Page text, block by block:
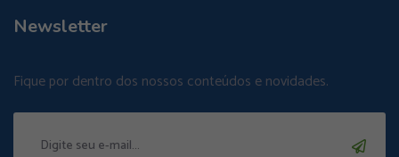
Newsletter
Fique por dentro dos nossos conteúdos e novidades.